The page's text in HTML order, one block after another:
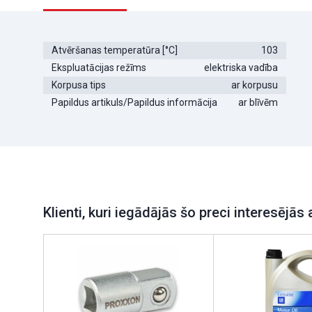
Atvēršanas temperatūra [°C]
103
Ekspluatācijas režīms
elektriska vadība
Korpusa tips
ar korpusu
Papildus artikuls/Papildus informācija
ar blīvēm
Klienti, kuri iegādājās šo preci interesējās